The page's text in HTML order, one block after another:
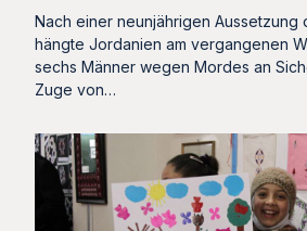
Nach einer neunjährigen Aussetzung
hängte Jordanien am vergangenen
sechs Männer wegen Mordes an
Zuge von…